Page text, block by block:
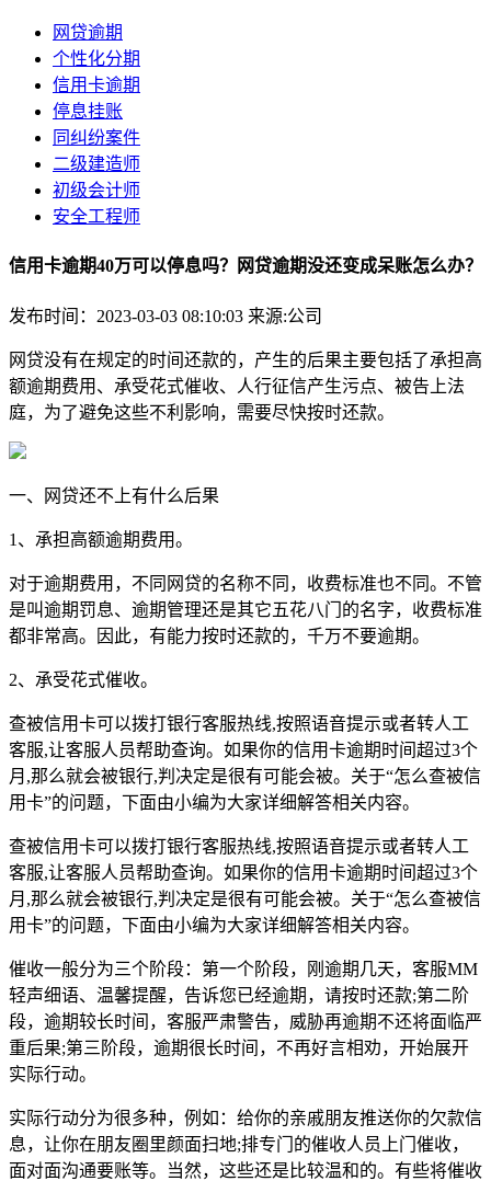
网贷逾期
个性化分期
信用卡逾期
停息挂账
同纠纷案件
二级建造师
初级会计师
安全工程师
信用卡逾期40万可以停息吗？网贷逾期没还变成呆账怎么办？
发布时间：2023-03-03 08:10:03 来源:公司
网贷没有在规定的时间还款的，产生的后果主要包括了承担高
额逾期费用、承受花式催收、人行征信产生污点、被告上法
庭，为了避免这些不利影响，需要尽快按时还款。
一、网贷还不上有什么后果
1、承担高额逾期费用。
对于逾期费用，不同网贷的名称不同，收费标准也不同。不管
是叫逾期罚息、逾期管理还是其它五花八门的名字，收费标准
都非常高。因此，有能力按时还款的，千万不要逾期。
2、承受花式催收。
查被信用卡可以拨打银行客服热线,按照语音提示或者转人工
客服,让客服人员帮助查询。如果你的信用卡逾期时间超过3个
月,那么就会被银行,判决定是很有可能会被。关于“怎么查被信
用卡”的问题，下面由小编为大家详细解答相关内容。
查被信用卡可以拨打银行客服热线,按照语音提示或者转人工
客服,让客服人员帮助查询。如果你的信用卡逾期时间超过3个
月,那么就会被银行,判决定是很有可能会被。关于“怎么查被信
用卡”的问题，下面由小编为大家详细解答相关内容。
催收一般分为三个阶段：第一个阶段，刚逾期几天，客服MM
轻声细语、温馨提醒，告诉您已经逾期，请按时还款;第二阶
段，逾期较长时间，客服严肃警告，威胁再逾期不还将面临严
重后果;第三阶段，逾期很长时间，不再好言相劝，开始展开
实际行动。
实际行动分为很多种，例如：给你的亲戚朋友推送你的欠款信
息，让你在朋友圈里颜面扫地;排专门的催收人员上门催收，
面对面沟通要账等。当然，这些还是比较温和的。有些将催收